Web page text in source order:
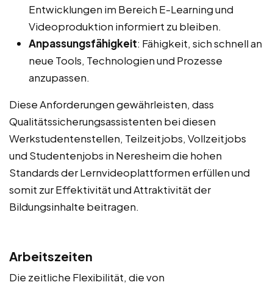
Entwicklungen im Bereich E-Learning und
Videoproduktion informiert zu bleiben.
Anpassungsfähigkeit: Fähigkeit, sich schnell an
neue Tools, Technologien und Prozesse
anzupassen.
Diese Anforderungen gewährleisten, dass
Qualitätssicherungsassistenten bei diesen
Werkstudentenstellen, Teilzeitjobs, Vollzeitjobs
und Studentenjobs in Neresheim die hohen
Standards der Lernvideoplattformen erfüllen und
somit zur Effektivität und Attraktivität der
Bildungsinhalte beitragen.
Arbeitszeiten
Die zeitliche Flexibilität, die von